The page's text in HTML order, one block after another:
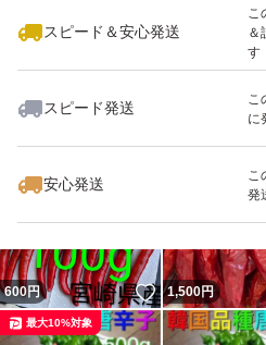
スピード＆安心発送
こ
＆
す
スピード発送
こ
に
安心発送
こ
発
600円 いいね！
1,500円
最大10%対象